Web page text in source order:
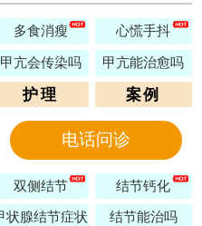
多食消瘦 心慌手抖
甲亢会传染吗 甲亢能治愈吗
护理 案例
电话问诊
双侧结节 结节钙化
状腺结节症状 结节能治吗